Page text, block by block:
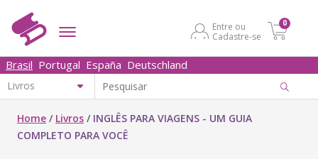
Entre ou
Cadastre-se
0
Brasil Portugal España Deutschland
Home / Livros / INGLÊS PARA VIAGENS - UM GUIA
COMPLETO PARA VOCÊ